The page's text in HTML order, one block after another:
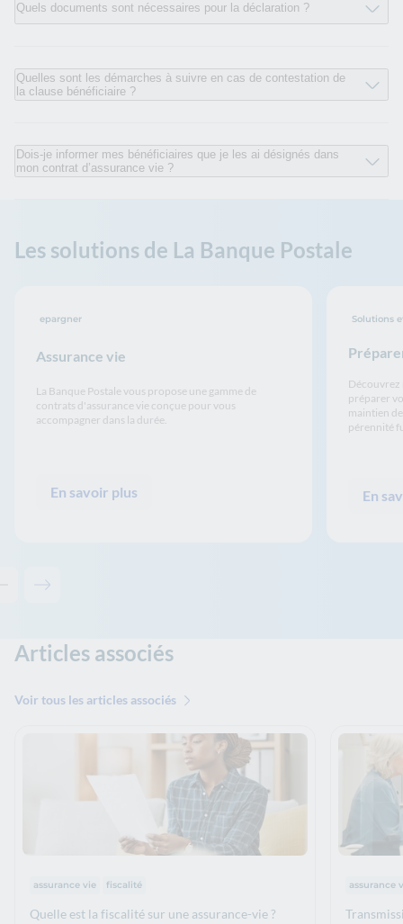
Quels documents sont nécessaires pour la déclaration ?
Quelles sont les démarches à suivre en cas de contestation de
la clause bénéficiaire ?
Dois-je informer mes bénéficiaires que je les ai désignés dans
mon contrat d’assurance vie ?
Les solutions de La Banque Postale
Assurance vie
epargner
La Banque Postale vous propose une gamme de
contrats d'assurance vie conçue pour vous
accompagner dans la durée.
En savoir plus
Solutions
Découvrez
préparer
maintien
pérennité
En
Contenu précédent - Les solutions de La Banque Postale
Contenu suivant - Les solutions de La Banque Postale
Articles associés
Voir tous les articles associés
Thématiques :
assurance vie fiscalité
Quelle est la fiscalité sur une assurance-vie ?
assurance